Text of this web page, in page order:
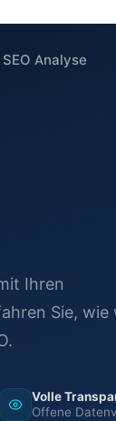
SEO Analyse
Ihren
Sie, wie
Volle
Offene